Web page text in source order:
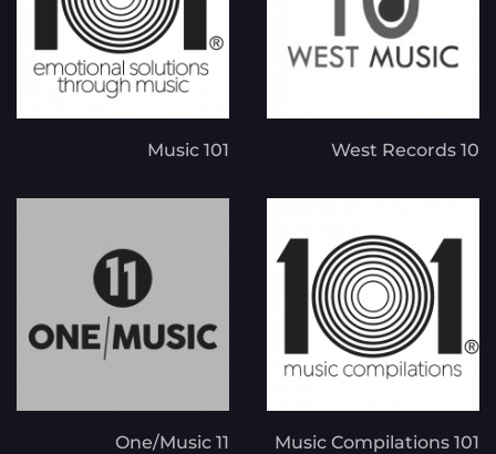
10 West Records
101 Music
101 Music Compilations
11 One/Music